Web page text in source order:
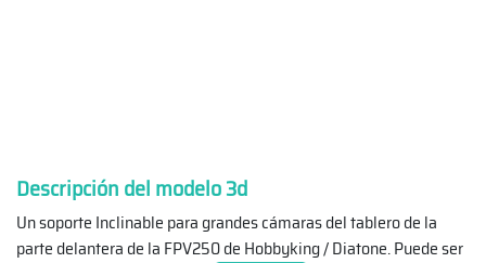
Descripción del modelo 3d
Un soporte Inclinable para grandes cámaras del tablero de la
parte delantera de la FPV250 de Hobbyking / Diatone. Puede ser